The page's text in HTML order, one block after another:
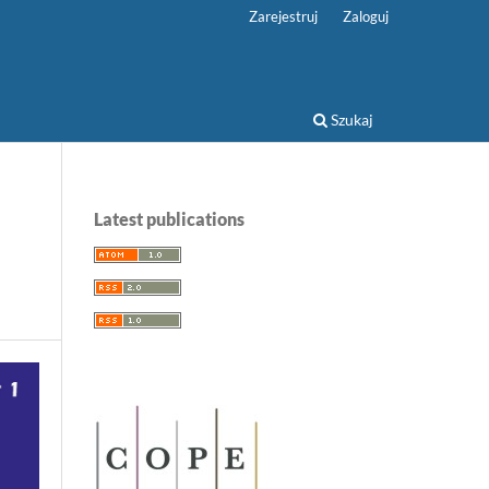
Szukaj
Zarejestruj Zaloguj
Latest publications